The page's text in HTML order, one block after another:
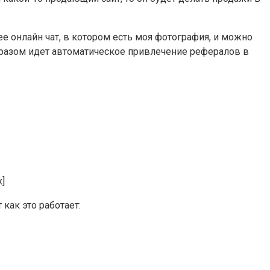
чат, в котором есть моя фотография, и можно
идет автоматическое привлечение рефералов в
это работает: